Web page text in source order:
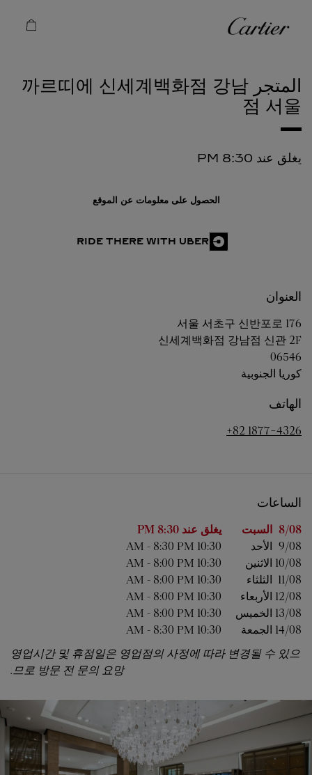
كارتييه
المتجر 까르띠에 신세계백화점 강남
점 서울
يغلق عند 8:30 PM
الحصول على معلومات عن الموقع
RIDE THERE WITH UBER
العنوان
서울 서초구 신반포로 176
신세계백화점 강남점 신관 2F
06546
كوريا الجنوبية
الهاتف
+82 1877-4326
الساعات
اليوم من الأسبوع الساعات 8/08 السبت يغلق عند 8:30 PM
9/08 الأحد 10:30 AM
- 8:30 PM
10/08 الاثنين 10:30 AM
- 8:00 PM
11/08 الثلثاء 10:30 AM
- 8:00 PM
12/08 الأربعاء 10:30 AM
- 8:00 PM
13/08 الخميس 10:30 AM
- 8:00 PM
14/08 الجمعة 10:30 AM
- 8:30 PM
영업시간 및 휴점일은 영업점의 사정에 따라 변경될 수 있으
므로 방문 전 문의 요망.